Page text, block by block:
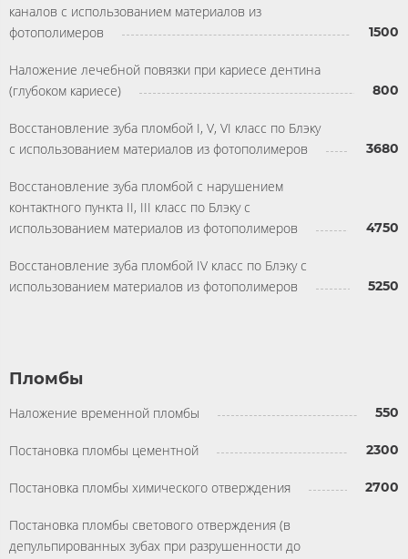
каналов с использованием материалов из
фотополимеров
1500
Наложение лечебной повязки при кариесе дентина
(глубоком кариесе)
800
Восстановление зуба пломбой I, V, VI класс по Блэку
с использованием материалов из фотополимеров
3680
Восстановление зуба пломбой с нарушением
контактного пункта II, III класс по Блэку с
использованием материалов из фотополимеров
4750
Восстановление зуба пломбой IV класс по Блэку с
использованием материалов из фотополимеров
5250
Пломбы
Наложение временной пломбы 550
Постановка пломбы цементной 2300
Постановка пломбы химического отверждения 2700
Постановка пломбы светового отверждения (в
депульпированных зубах при разрушенности до